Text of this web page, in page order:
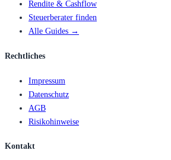
Rendite & Cashflow
Steuerberater finden
Alle Guides →
Rechtliches
Impressum
Datenschutz
AGB
Risikohinweise
Kontakt